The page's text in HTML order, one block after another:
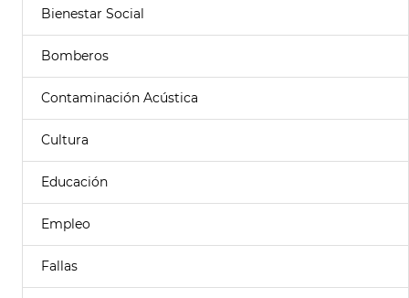
Bienestar Social
Bomberos
Contaminación Acústica
Cultura
Educación
Empleo
Fallas